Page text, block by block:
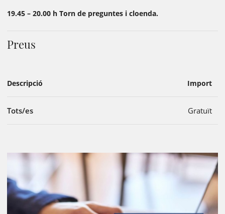
19.45 – 20.00 h Torn de preguntes i cloenda.
Preus
Descripció Import
Tots/es Gratuït